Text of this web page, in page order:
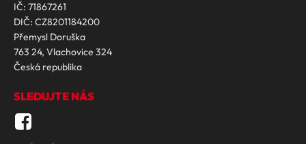
IČ: 71867261
DIČ: CZ8201184200
Přemysl Doruška
763 24, Vlachovice 324
Česká republika
SLEDUJTE NÁS